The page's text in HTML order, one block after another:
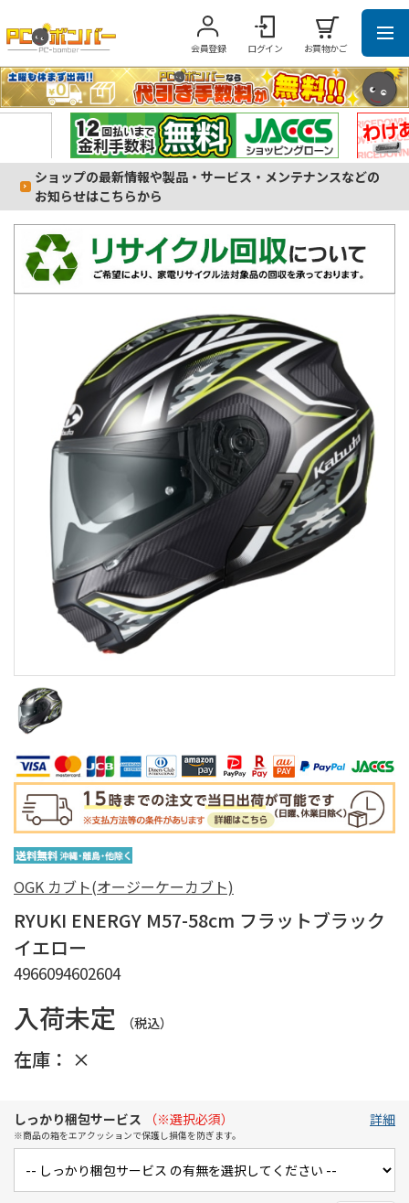
会員登録 ログイン お買物かご
ショップの最新情報や製品・サービス・メンテナンスなどの
お知らせはこちらから
OGK カブト(オージーケーカブト)
RYUKI ENERGY M57-58cm フラットブラック
イエロー
4966094602604
入荷未定 （税込）
在庫： ×
しっかり梱包サービス （※選択必須）
※商品の箱をエアクッションで保護し損傷を防ぎます。
詳細